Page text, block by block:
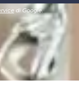
di Google.